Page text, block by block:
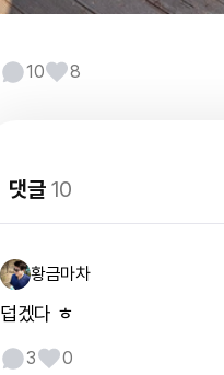
10 8
댓글10
황금마차
덥겠다 ㅎ
3 0